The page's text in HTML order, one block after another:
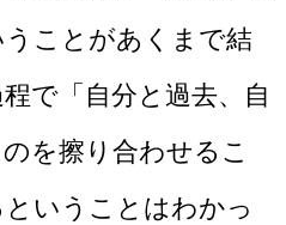
ことがあくまで結
で「自分と過去、自
を擦り合わせるこ
いうことはわかっ